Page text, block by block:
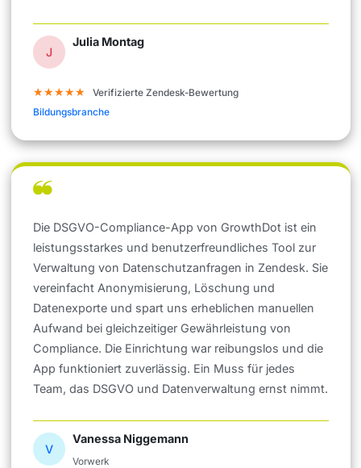
J
Julia Montag
★★★★★
Verifizierte Zendesk-Bewertung
Bildungsbranche
Die DSGVO-Compliance-App von GrowthDot ist ein
leistungsstarkes und benutzerfreundliches Tool zur
Verwaltung von Datenschutzanfragen in Zendesk. Sie
vereinfacht Anonymisierung, Löschung und
Datenexporte und spart uns erheblichen manuellen
Aufwand bei gleichzeitiger Gewährleistung von
Compliance. Die Einrichtung war reibungslos und die
App funktioniert zuverlässig. Ein Muss für jedes
Team, das DSGVO und Datenverwaltung ernst nimmt.
V
Vanessa Niggemann
Vorwerk